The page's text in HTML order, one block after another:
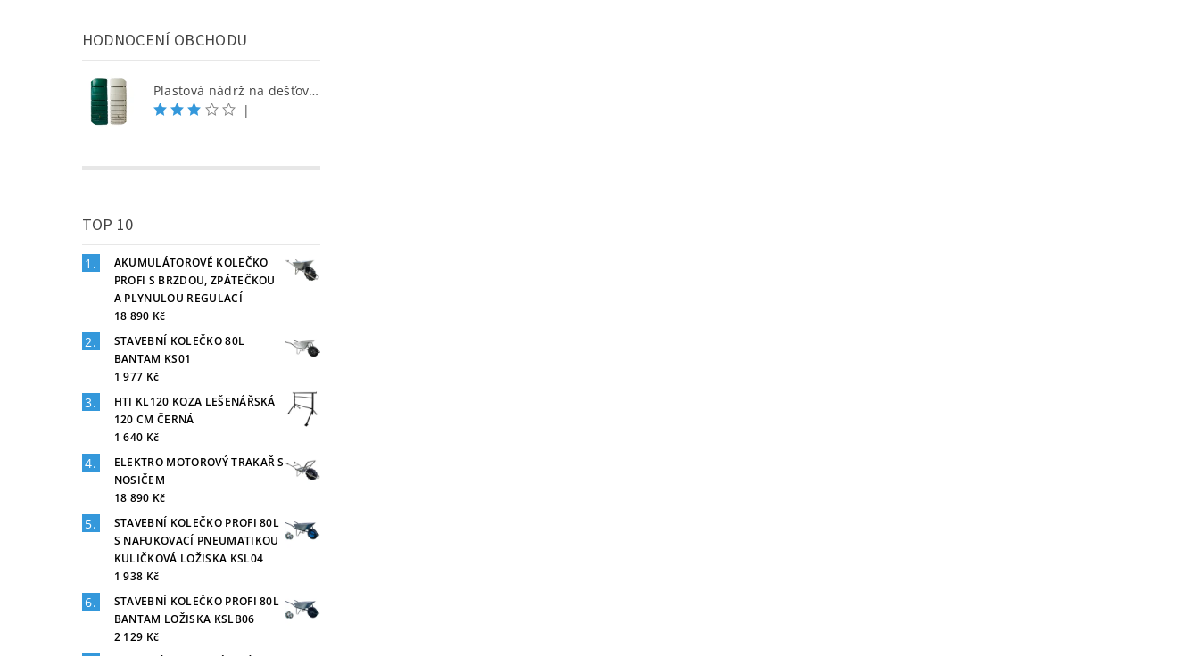
HODNOCENÍ OBCHODU
Plastová nádrž na dešťovou vodu SEINE 650 l, písková
|
TOP 10
AKUMULÁTOROVÉ KOLEČKO
PROFI S BRZDOU, ZPÁTEČKOU
A PLYNULOU REGULACÍ
18 890 Kč
STAVEBNÍ KOLEČKO 80L
BANTAM KS01
1 977 Kč
HTI KL120 KOZA LEŠENÁŘSKÁ
120 CM ČERNÁ
1 640 Kč
ELEKTRO MOTOROVÝ TRAKAŘ S
NOSIČEM
18 890 Kč
STAVEBNÍ KOLEČKO PROFI 80L
S NAFUKOVACÍ PNEUMATIKOU
KULIČKOVÁ LOŽISKA KSL04
1 938 Kč
STAVEBNÍ KOLEČKO PROFI 80L
BANTAM LOŽISKA KSLB06
2 129 Kč